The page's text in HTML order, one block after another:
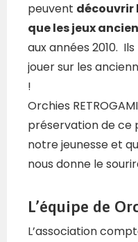
peuvent découvrir
que les jeux
aux années 2010.
jouer sur les
!
Orchies
préservation de ce
notre jeunesse et
nous donne le
L’équipe de
L’association